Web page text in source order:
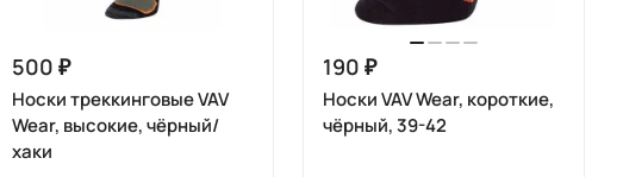
500 ₽
Носки треккинговые VAV
Wear, высокие, чёрный/
хаки
190 ₽
Носки VAV Wear, короткие,
чёрный, 39-42